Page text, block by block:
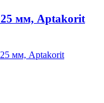
мм, Aptakorit